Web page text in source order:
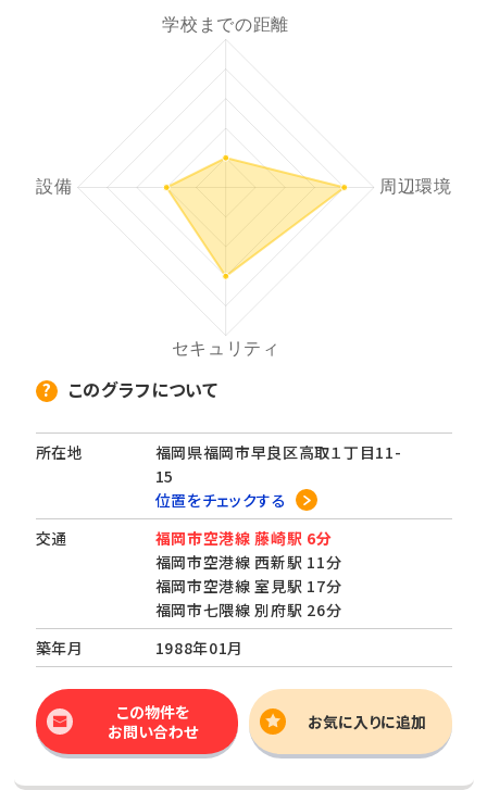
このグラフについて
所在地
福岡県福岡市早良区高取１丁目11-
15
位置をチェックする
交通
福岡市空港線 藤崎駅 6分
福岡市空港線 西新駅 11分
福岡市空港線 室見駅 17分
福岡市七隈線 別府駅 26分
築年月
1988年01月
この物件を
お問い合わせ
お気に入りに追加